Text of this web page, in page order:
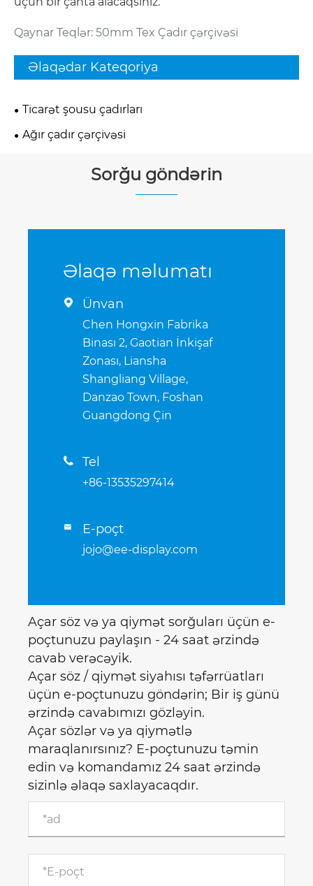
Qaynar Teqlər: 50mm Tex Çadır çərçivəsi
Əlaqədar Kateqoriya
Ticarət şousu çadırları
Ağır çadır çərçivəsi
Sorğu göndərin
Əlaqə məlumatı
 Ünvan
Chen Hongxin Fabrika
Binası 2, Gaotian İnkişaf
Zonası, Liansha
Shangliang Village,
Danzao Town, Foshan
Guangdong Çin
 Tel
+86-13535297414
 E-poçt
jojo@ee-display.com
Açar söz və ya qiymət sorğuları üçün e-
poçtunuzu paylaşın - 24 saat ərzində
cavab verəcəyik.
Açar söz / qiymət siyahısı təfərrüatları
üçün e-poçtunuzu göndərin; Bir iş günü
ərzində cavabımızı gözləyin.
Açar sözlər və ya qiymətlə
maraqlanırsınız? E-poçtunuzu təmin
edin və komandamız 24 saat ərzində
sizinlə əlaqə saxlayacaqdır.